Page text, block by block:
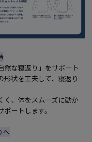
然な寝返り」をサポート
形状を工夫して、寝返り
く、体をスムーズに動か
ートします。
へ